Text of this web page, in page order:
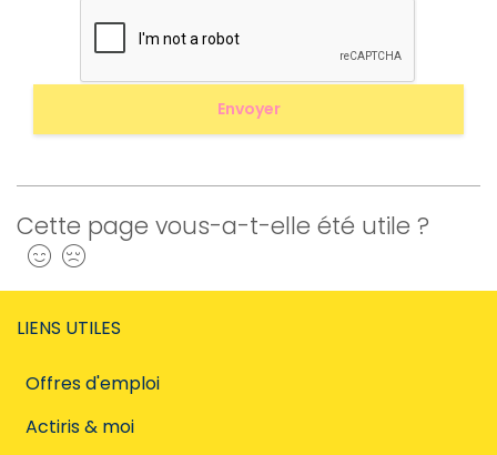
Cette page vous-a-t-elle été utile ?
Oui
LIENS UTILES
Offres d'emploi
Actiris & moi